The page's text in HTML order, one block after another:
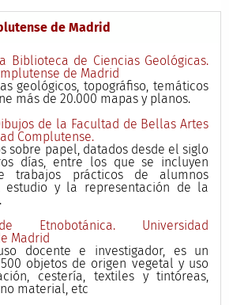
de Madrid
Biblioteca de Ciencias Geológicas.
de Madrid
geológicos, topográfiso, temáticos
más de 20.000 mapas y planos.
de la Facultad de Bellas Artes
Complutense.
sobre papel, datados desde el siglo
días, entre los que se incluyen
trabajos prácticos de alumnos
estudio y la representación de la
Etnobotánica. Universidad
Madrid
docente e investigador, es un
objetos de origen vegetal y uso
cestería, textiles y tintóreas,
material, etc